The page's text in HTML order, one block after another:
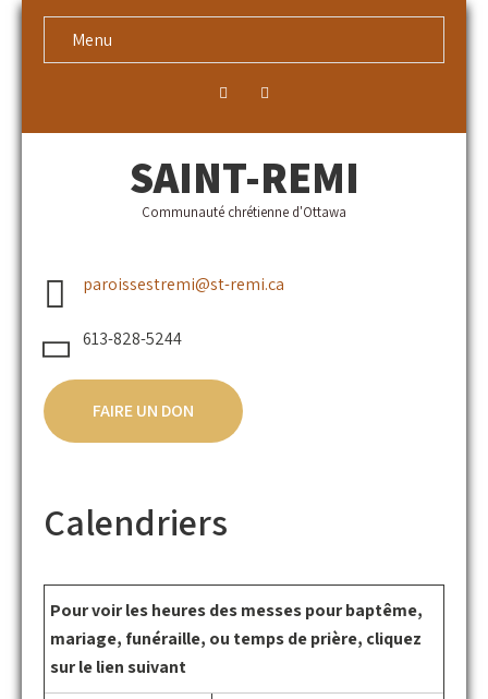
Menu
SAINT-REMI
Communauté chrétienne d'Ottawa
paroissestremi@st-remi.ca
613-828-5244
FAIRE UN DON
Calendriers
Pour voir les heures des messes pour baptême,
mariage, funéraille, ou temps de prière, cliquez
sur le lien suivant